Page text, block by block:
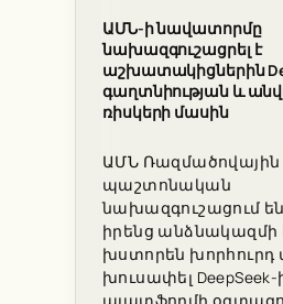
ԱՄՆ-ի նավատորմը
նախազգուշացրել է
աշխատակիցներին
գաղտնիության և
ռիսկերի մասին
ԱՄՆ Ռազմածովային
պաշտոնական
նախազգուշացում
իրենց անձնակազմի
խստորեն խորհուրդ
խուսափել DeepSeek-